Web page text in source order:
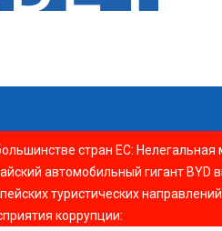
стран ЕС: Нелегальная
автомобильный гигант BYD
туристических
коррупции: